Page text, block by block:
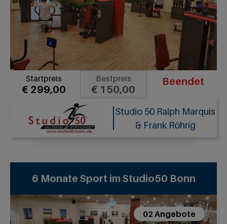
Startpreis
€ 299,00
Bestpreis
€ 150,00
Beendet
Studio 50 Ralph Marquis
& Frank Röhrig
6 Monate Sport im Studio50 Bonn
02 Angebote